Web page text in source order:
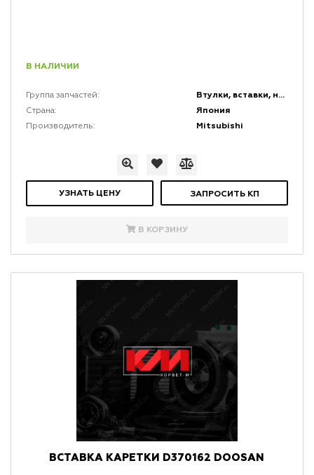
В НАЛИЧИИ
Группа запчастей: Втулки, вставки, накладки и заглушки
Страна: Япония
Производитель: Mitsubishi
УЗНАТЬ ЦЕНУ ЗАПРОСИТЬ КП
В КОРЗИНУ
ВСТАВКА КАРЕТКИ D370162 DOOSAN